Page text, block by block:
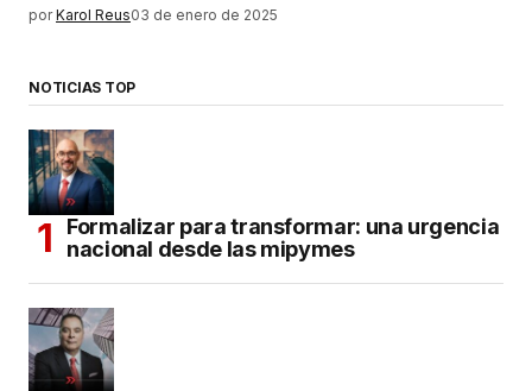
por Karol Reus03 de enero de 2025
NOTICIAS TOP
Formalizar para transformar: una urgencia
nacional desde las mipymes